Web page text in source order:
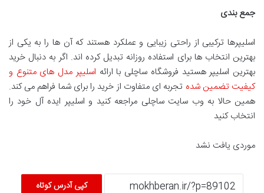
جمع بندی
اسلیپرها ترکیبی از راحتی زیبایی و عملکرد هستند که آن ها را به یکی از
بهترین انتخاب ها برای استفاده روزانه تبدیل کرده اند. اگر به دنبال خرید
بهترین اسلیپر هستید فروشگاه ساچلی با ارائه اسلیپر مدل های متنوع و
کیفیت تضمین شده تجربه ای متفاوت از خرید را برای شما فراهم می کند.
همین حالا به وب سایت ساچلی مراجعه کنید و اسلیپر ایده آل خود را
انتخاب کنید
موردی یافت نشد
کپی آدرس کوتاه